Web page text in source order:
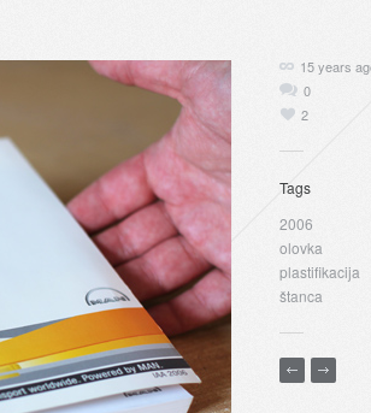
15 years
0
2
Tags
2006
olovka
plastifikacija
štanca